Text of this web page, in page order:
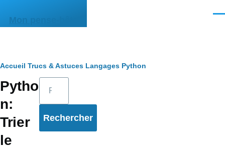
Mon pense-bête
Fil
d'Ariane
Accueil Trucs & Astuces Langages Python
Pytho
n:
Trier
le